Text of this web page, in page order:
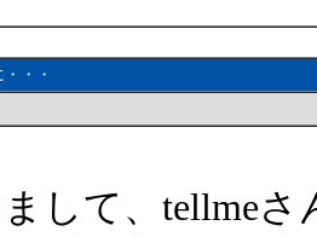
・・
して、tellme